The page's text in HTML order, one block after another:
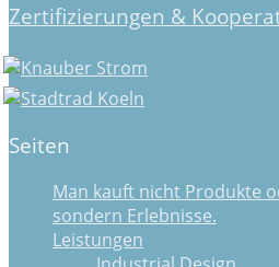
Zertifizierungen &
Seiten
Man kauft nicht Produkte
sondern Erlebnisse.
Leistungen